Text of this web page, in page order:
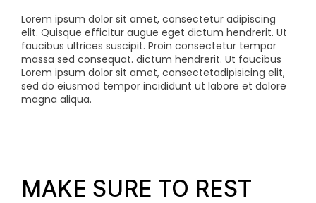
Lorem ipsum dolor sit amet, consectetur adipiscing
elit. Quisque efficitur augue eget dictum hendrerit. Ut
faucibus ultrices suscipit. Proin consectetur tempor
massa sed consequat. dictum hendrerit. Ut faucibus
Lorem ipsum dolor sit amet, consectetadipisicing elit,
sed do eiusmod tempor incididunt ut labore et dolore
magna aliqua.
MAKE SURE TO REST